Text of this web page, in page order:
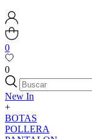
0
0
New In
+
BOTAS
POLLERA